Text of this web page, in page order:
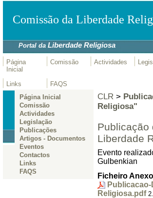
Comissão da Liberdade
Portal daLiberdade Religiosa
Página
Inicial
Comissão Actividades
Links
FAQS
Página Inicial
Comissão
Actividades
Legislação
Publicações
Artigos - Documentos
Eventos
Contactos
Links
FAQS
CLR>
Religiosa"
Publicação
Liberdade
Evento
Gulbenkian
Ficheiro
Religiosa.pdf